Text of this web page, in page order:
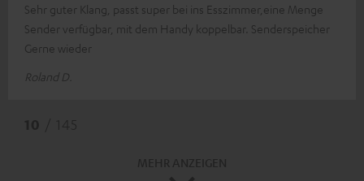
Sehr guter Klang, passt super bei ins Esszimmer,eine Menge
Sender verfügbar, mit dem Handy koppelbar. Senderspeicher
Gerne wieder
Roland D.